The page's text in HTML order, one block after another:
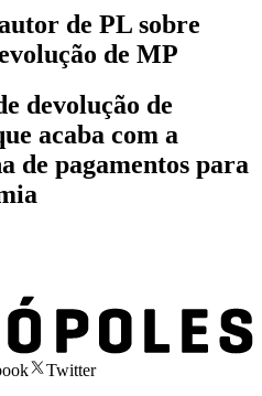
de PL sobre
de MP
devolução de
acaba com a
de pagamentos para
Twitter